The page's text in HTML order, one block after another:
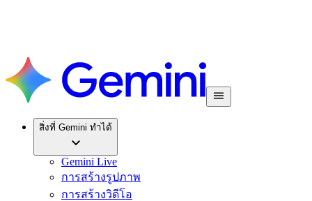
สิ่งที่ Gemini ทำได้
Gemini Live
การสร้างรูปภาพ
การสร้างวิดีโอ